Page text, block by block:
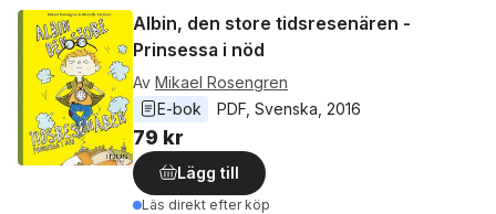
Albin, den store tidsresenären -
Prinsessa i nöd
Av Mikael Rosengren
E-bok
PDF Svenska 2016
79 kr
Lägg till
Läs direkt efter köp